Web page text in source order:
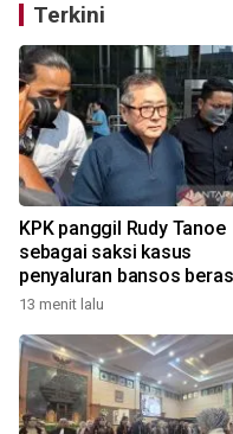
Terkini
KPK panggil Rudy Tanoe
sebagai saksi kasus
penyaluran bansos beras
13 menit lalu